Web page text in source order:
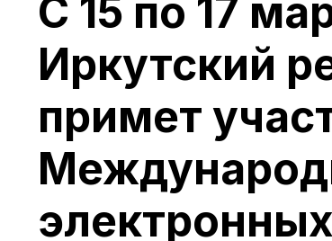
С 15 по 17
Иркутский
примет